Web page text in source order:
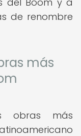
de renombre
más
obras más